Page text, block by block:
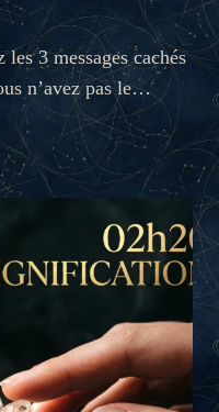
3 messages cachés
n’avez pas le…